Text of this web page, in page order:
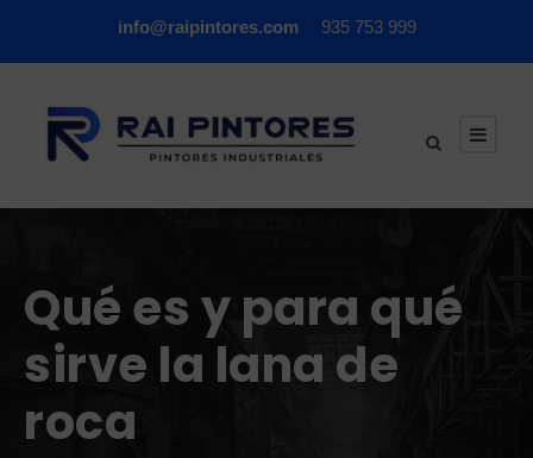
info@raipintores.com 935 753 999
Qué es y para qué
sirve la lana de
roca